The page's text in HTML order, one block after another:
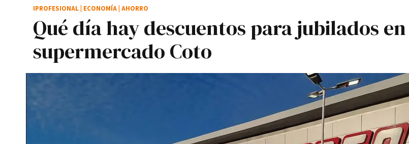
Qué día hay descuentos para jubilados en
supermercado Coto
IPROFESIONAL ECONOMÍA AHORRO